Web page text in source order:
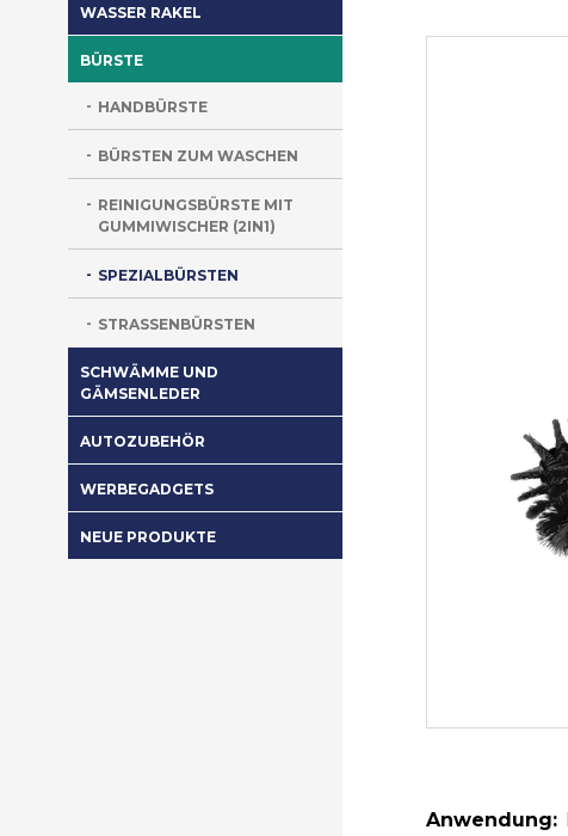
WASSER RAKEL
BÜRSTE
HANDBÜRSTE
BÜRSTEN ZUM WASCHEN
REINIGUNGSBÜRSTE MIT
GUMMIWISCHER (2IN1)
SPEZIALBÜRSTEN
STRASSENBÜRSTEN
SCHWÄMME UND
GÄMSENLEDER
AUTOZUBEHÖR
WERBEGADGETS
NEUE PRODUKTE
Anwendung: